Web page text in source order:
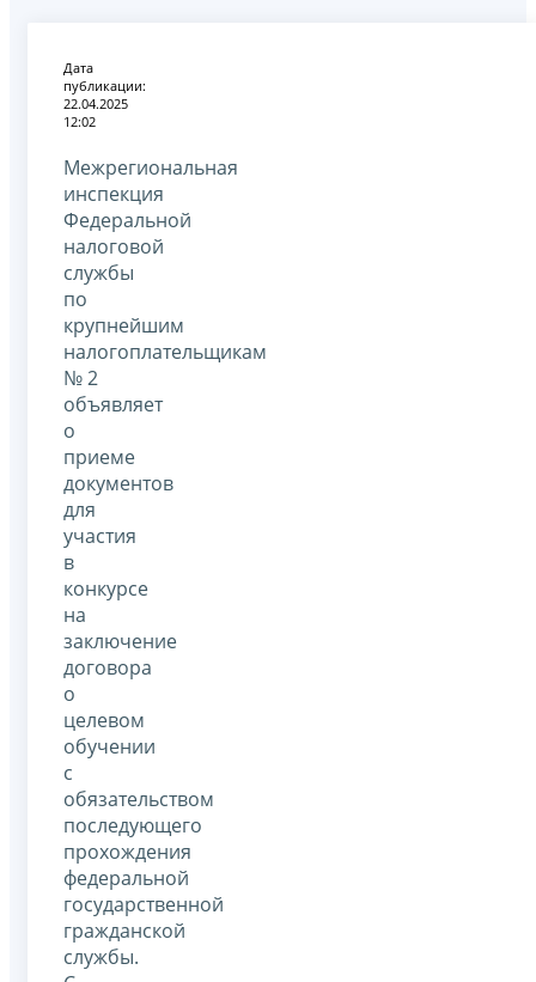
Дата
публикации:
22.04.2025
12:02
Межрегиональная
инспекция
Федеральной
налоговой
службы
по
крупнейшим
налогоплательщикам
№ 2
объявляет
о
приеме
документов
для
участия
в
конкурсе
на
заключение
договора
о
целевом
обучении
с
обязательством
последующего
прохождения
федеральной
государственной
гражданской
службы.